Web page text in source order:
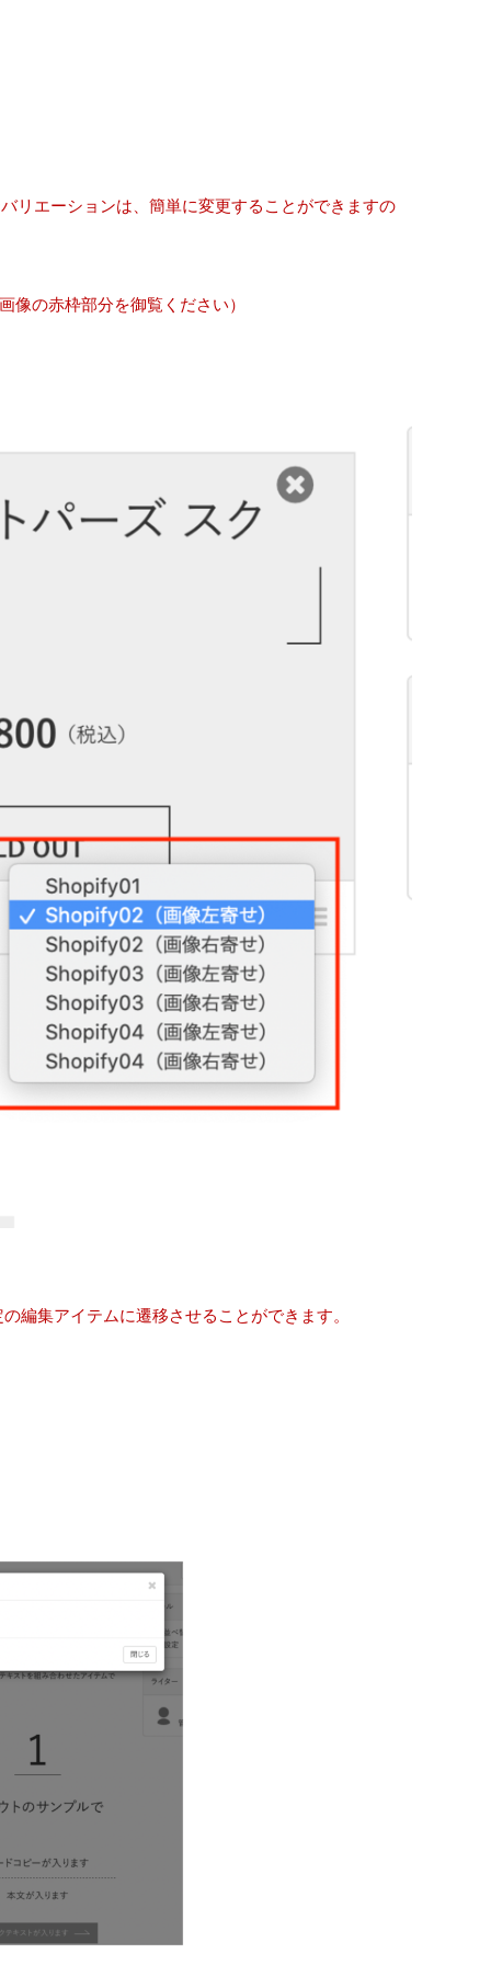
リエーションは、簡単に変更することができますの
の赤枠部分を御覧ください）
編集アイテムに遷移させることができます。